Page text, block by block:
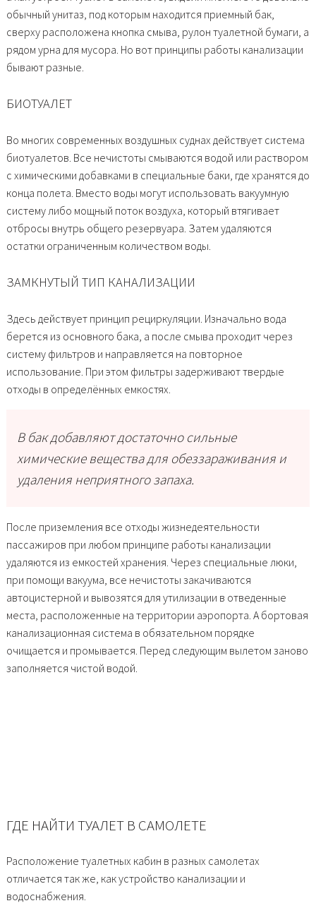
обычный унитаз, под которым находится приемный бак,
сверху расположена кнопка смыва, рулон туалетной бумаги, а
рядом урна для мусора. Но вот принципы работы канализации
бывают разные.
БИОТУАЛЕТ
Во многих современных воздушных суднах действует система
биотуалетов. Все нечистоты смываются водой или раствором
с химическими добавками в специальные баки, где хранятся до
конца полета. Вместо воды могут использовать вакуумную
систему либо мощный поток воздуха, который втягивает
отбросы внутрь общего резервуара. Затем удаляются
остатки ограниченным количеством воды.
ЗАМКНУТЫЙ ТИП КАНАЛИЗАЦИИ
Здесь действует принцип рециркуляции. Изначально вода
берется из основного бака, а после смыва проходит через
систему фильтров и направляется на повторное
использование. При этом фильтры задерживают твердые
отходы в определённых емкостях.
В бак добавляют достаточно сильные
химические вещества для обеззараживания и
удаления неприятного запаха.
После приземления все отходы жизнедеятельности
пассажиров при любом принципе работы канализации
удаляются из емкостей хранения. Через специальные люки,
при помощи вакуума, все нечистоты закачиваются
автоцистерной и вывозятся для утилизации в отведенные
места, расположенные на территории аэропорта. А бортовая
канализационная система в обязательном порядке
очищается и промывается. Перед следующим вылетом заново
заполняется чистой водой.
ГДЕ НАЙТИ ТУАЛЕТ В САМОЛЕТЕ
Расположение туалетных кабин в разных самолетах
отличается так же, как устройство канализации и
водоснабжения.